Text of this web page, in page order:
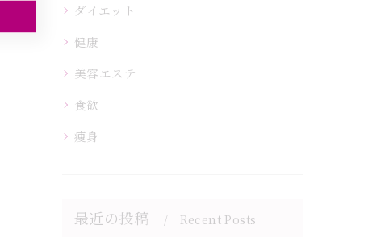
ダイエット
健康
美容エステ
食欲
痩身
最近の投稿 Recent Posts